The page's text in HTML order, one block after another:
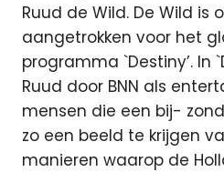
Ruud de Wild. De Wild is
aangetrokken voor het
programma `Destiny’. In
Ruud door BNN als
mensen die een bij-
zo een beeld te krijgen
manieren waarop de